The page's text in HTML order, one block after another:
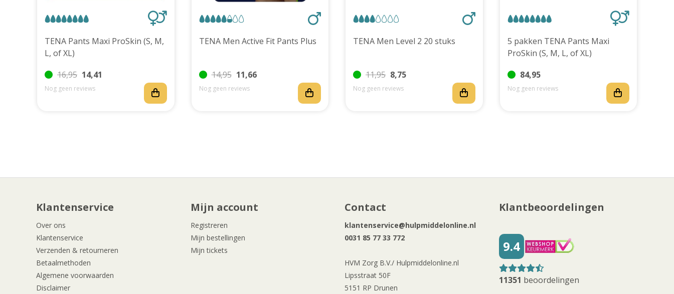
TENA Pants Maxi ProSkin (S, M,
L, of XL)
16,95 14,41
Nog geen reviews
TENA Men Active Fit Pants Plus
14,95 11,66
Nog geen reviews
TENA Men Level 2 20 stuks
11,95 8,75
Nog geen reviews
5 pakken TENA Pants Maxi
ProSkin (S, M, L, of XL)
84,95
Nog geen reviews
Klantenservice
Over ons
Klantenservice
Verzenden & retourneren
Betaalmethoden
Algemene voorwaarden
Disclaimer
Mijn account
Registreren
Mijn bestellingen
Mijn tickets
Contact
klantenservice@hulpmiddelonline.nl
0031 85 77 33 772
HVM Zorg B.V./ Hulpmiddelonline.nl
Lipsstraat 50F
5151 RP Drunen
Klantbeoordelingen
9.4
11351 beoordelingen